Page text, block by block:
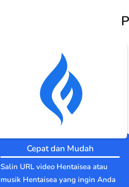
Cepat dan Mudah
Salin URL video Hentaisea atau
musik Hentaisea yang ingin Anda